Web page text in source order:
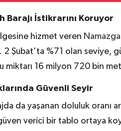
Barajı İstikrarını Koruyor
hizmet veren
2 Şubat’ta %71 olan seviye,
miktarı 16 milyon 720 bin
Güvenli Seyir
da yaşanan doluluk oranı
güven verici bir tablo ortaya